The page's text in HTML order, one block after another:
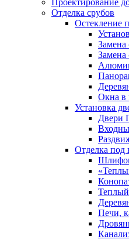
Проектирование
Отделка срубов
Остекление
Замена
Замена
Окна в
Установка
Двери
Отделка под
Печи,